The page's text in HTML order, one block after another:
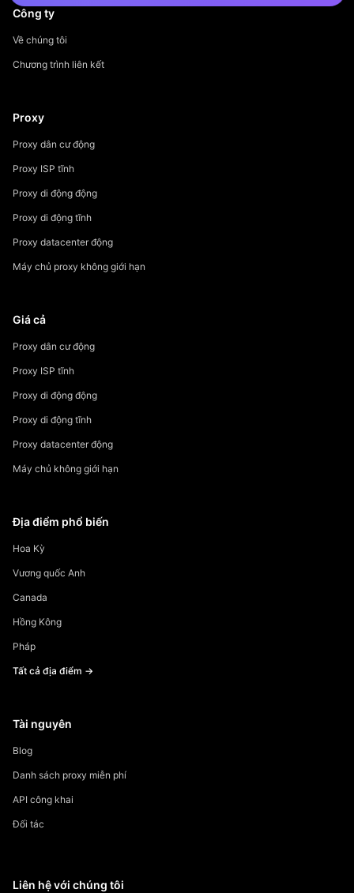
Công ty
Về chúng tôi
Chương trình liên kết
Proxy
Proxy dân cư động
Proxy ISP tĩnh
Proxy di động động
Proxy di động tĩnh
Proxy datacenter động
Máy chủ proxy không giới hạn
Giá cả
Proxy dân cư động
Proxy ISP tĩnh
Proxy di động động
Proxy di động tĩnh
Proxy datacenter động
Máy chủ không giới hạn
Địa điểm phổ biến
Hoa Kỳ
Vương quốc Anh
Canada
Hồng Kông
Pháp
Tất cả địa điểm →
Tài nguyên
Blog
Danh sách proxy miễn phí
API công khai
Đối tác
Liên hệ với chúng tôi